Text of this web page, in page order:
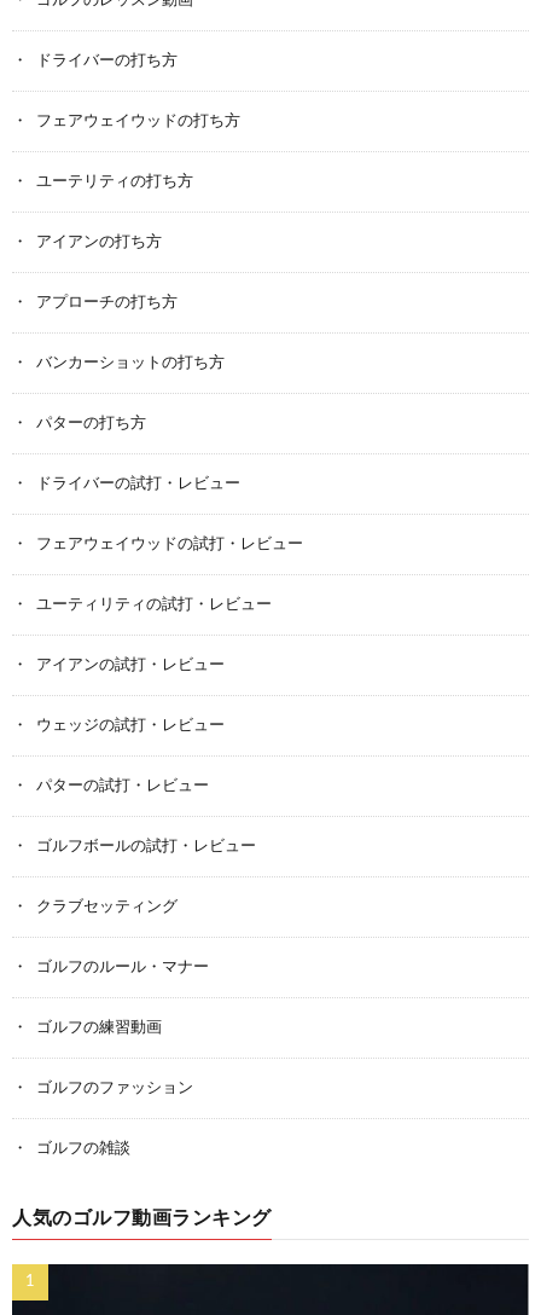
ドライバーの打ち方
フェアウェイウッドの打ち方
ユーテリティの打ち方
アイアンの打ち方
アプローチの打ち方
バンカーショットの打ち方
パターの打ち方
ドライバーの試打・レビュー
フェアウェイウッドの試打・レビュー
ユーティリティの試打・レビュー
アイアンの試打・レビュー
ウェッジの試打・レビュー
パターの試打・レビュー
ゴルフボールの試打・レビュー
クラブセッティング
ゴルフのルール・マナー
ゴルフの練習動画
ゴルフのファッション
ゴルフの雑談
人気のゴルフ動画ランキング